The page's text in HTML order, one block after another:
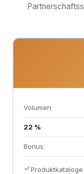
Volumen
22 %
Bonus